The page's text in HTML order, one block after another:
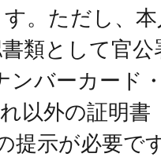
。ただし、
類として官
ンバーカード
以外の証明書
提示が必要で